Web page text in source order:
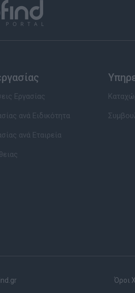
Εργασίας
ανά Ειδικότητα
ανά Εταιρεία
Όροι